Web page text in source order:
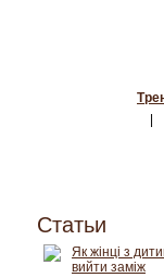
Статьи
Як жінці з
вийти заміж